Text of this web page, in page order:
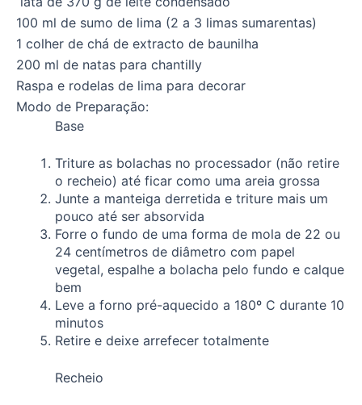
100 ml de sumo de lima (2 a 3 limas sumarentas)
1 colher de chá de extracto de baunilha
200 ml de natas para chantilly
Raspa e rodelas de lima para decorar
Modo de Preparação:
Base
Triture as bolachas no processador (não retire
o recheio) até ficar como uma areia grossa
Junte a manteiga derretida e triture mais um
pouco até ser absorvida
Forre o fundo de uma forma de mola de 22 ou
24 centímetros de diâmetro com papel
vegetal, espalhe a bolacha pelo fundo e calque
bem
Leve a forno pré-aquecido a 180º C durante 10
minutos
Retire e deixe arrefecer totalmente
Recheio